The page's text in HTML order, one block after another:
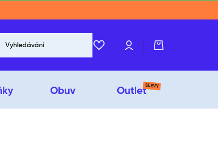
Vyhledávání PřihlášeníKošík
Obuv Outlet
SLEVY